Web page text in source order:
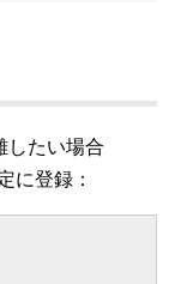
したい場合
に登録：